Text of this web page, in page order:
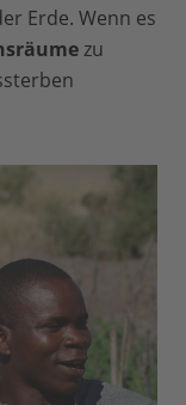
Erde. Wenn es
zu